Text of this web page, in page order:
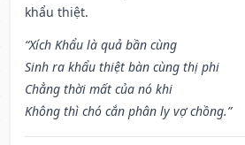
khẩu thiệt.
“Xích Khẩu là quả bần cùng
Sinh ra khẩu thiệt bàn cùng thị phi
Chẳng thời mất của nó khi
Không thì chó cắn phân ly vợ chồng.”